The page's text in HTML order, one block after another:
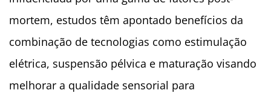
mortem, estudos têm apontado benefícios da
combinação de tecnologias como estimulação
elétrica, suspensão pélvica e maturação visando
melhorar a qualidade sensorial para